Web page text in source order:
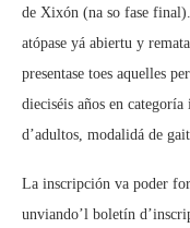
de Xixón (na so fase
atópase yá abiertu y
presentase toes aquelles
dieciséis años en
d’adultos, modalidá de
La inscripción va poder
unviando’l boletín